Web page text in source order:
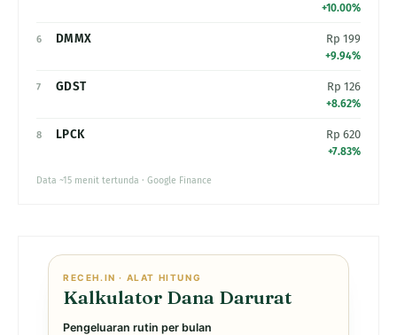
+10.00%
6 DMMX Rp 199
+9.94%
7 GDST Rp 126
+8.62%
8 LPCK Rp 620
+7.83%
Data ~15 menit tertunda · Google Finance
RECEH.IN · ALAT HITUNG
Kalkulator Dana Darurat
Pengeluaran rutin per bulan